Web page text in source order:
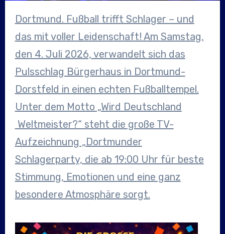
Dortmund. Fußball trifft Schlager – und
das mit voller Leidenschaft! Am Samstag,
den 4. Juli 2026, verwandelt sich das
Pulsschlag Bürgerhaus in Dortmund-
Dorstfeld in einen echten Fußballtempel.
Unter dem Motto „Wird Deutschland
Weltmeister?“ steht die große TV-
Aufzeichnung „Dortmunder
Schlagerparty, die ab 19:00 Uhr für beste
Stimmung, Emotionen und eine ganz
besondere Atmosphäre sorgt.